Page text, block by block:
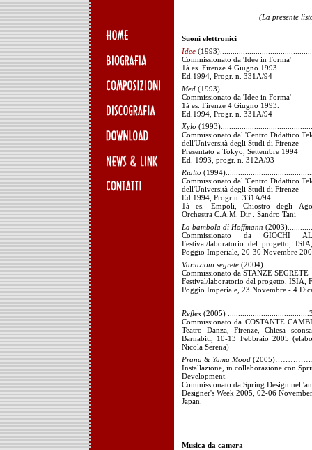
(La presente
Suoni elettronici
Idee
Commissionato da 'Idee in Forma'
1à es. Firenze 4 Giugno 1993.
Ed.1994, Progr. n. 331A/94
Med
Commissionato da 'Idee in Forma'
1à es. Firenze 4 Giugno 1993.
Ed.1994, Progr. n. 331A/94
Xylo
Commissionato dal 'Centro Didattico
dell'Università degli Studi di Firenze
Presentato a Tokyo, Settembre 1994
Ed. 1993, progr. n. 312A/93
Rialto
Commissionato dal 'Centro Didattico
dell'Università degli Studi di Firenze
Ed.1994, Progr n. 331A/94
1à es. Empoli, Chiostro degli
Orchestra C.A.M. Dir . Sandro Tani
La bambola di Hoffmann
Commissionato da GIOCHI
Festival/laboratorio del progetto,
Poggio Imperiale, 20-30 Novembre
Variazioni segrete
Commissionato da STANZE SEGRETE
Festival/laboratorio del progetto, ISIA,
Poggio Imperiale, 23 Novembre - 4
Reflex (2005)
Commissionato da COSTANTE
Teatro Danza, Firenze, Chiesa
Barnabiti, 10-13 Febbraio 2005
Nicola Serena)
Prana & Yama Mood
Installazione, in collaborazione con
Development.
Commissionato da Spring Design
Designer's Week 2005, 02-06
Japan.
Musica da camera